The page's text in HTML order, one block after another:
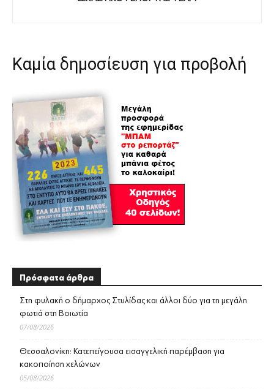
Καμία δημοσίευση για προβολή
Πρόσφατα άρθρα
Στη φυλακή ο δήμαρχος Στυλίδας και άλλοι δύο για τη μεγάλη
φωτιά στη Βοιωτία
07/08/2026
Θεσσαλονίκη: Κατεπείγουσα εισαγγελική παρέμβαση για
κακοποίηση χελώνων
05/08/2026